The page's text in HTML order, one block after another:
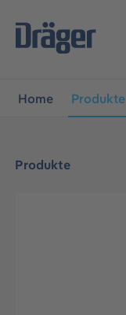
springen
Home Produkte
Produkte